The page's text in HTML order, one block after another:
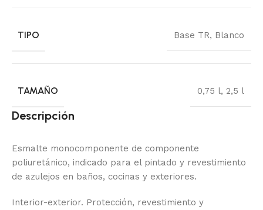
TIPO Base TR, Blanco
TAMAÑO 0,75 l, 2,5 l
Descripción
Esmalte monocomponente de componente
poliuretánico, indicado para el pintado y revestimiento
de azulejos en baños, cocinas y exteriores.
Interior-exterior. Protección, revestimiento y